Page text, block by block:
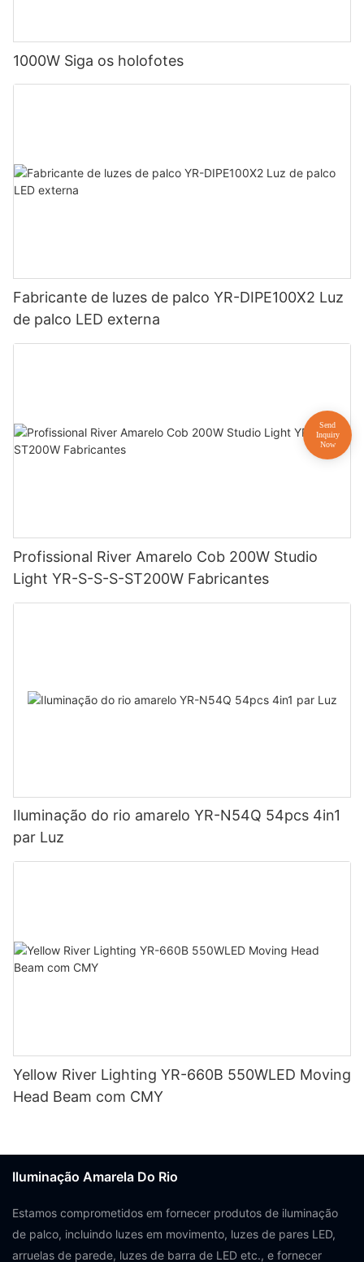
1000W Siga os holofotes
Fabricante de luzes de palco YR-DIPE100X2 Luz
de palco LED externa
Profissional River Amarelo Cob 200W Studio
Light YR-S-S-S-ST200W Fabricantes
Iluminação do rio amarelo YR-N54Q 54pcs 4in1
par Luz
Yellow River Lighting YR-660B 550WLED Moving
Head Beam com CMY
Iluminação Amarela Do Rio
Estamos comprometidos em fornecer produtos de iluminação
de palco, incluindo luzes em movimento, luzes de pares LED,
arruelas de parede, luzes de barra de LED etc., e fornecer